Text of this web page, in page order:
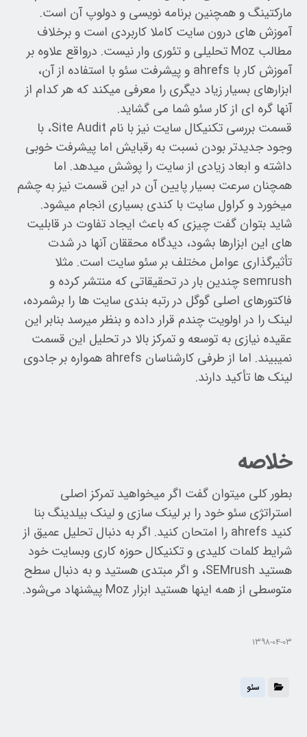
مارکتینگ و همچنین برنامه نویسی و دولوپ آن است.
آموزش های درون سایت کاملا کاربردی است و برخلاف
مطالب Moz تحلیلی و تئوری وار نیست. درواقع علاوه بر
آموزش کار با ahrefs و پیشرفت سئو با استفاده از آن،
ابزارهای بسیار زیاد دیگری را معرفی میکند که هر کدام از
آنها گره ای از کار سئو شما می گشاید.
قسمت بررسی تکنیکال سایت نیز با نام Site Audit، با
وجود جدیدتر بودن نسبت به رقبایش اما پیشرفت خوبی
داشته و ابعاد زیادی از سایت را پوشش میدهد. اما
همچنان سرعت بسیار پایین آن در این قسمت نیز به چشم
میخورد و کراول سایت با کندی بسیاری انجام میشود.
شاید بتوان گفت چیزی که باعث ایجاد تفاوت در قابلیت
های این ابزارها بشود، دیدگاه محققان آنها در شدت
تأثیرگذاری عوامل مختلف بر سئو سایت است. مثلا
semrush چندین بار در تحقیقاتی که منتشر کرده و
فاکتورهای اصلی گوگل در رتبه بندی سایت ها را برشمرده،
لینک را در اولویت چندم قرار داده و بنظر میرسد بنابر این
عقیده نیازی به توسعه و تمرکز بالا در تحلیل این قسمت
نمیبیند. اما از طرفی کارشناسان ahrefs همواره بر جادوی
لینک ها تأکید دارند.
خلاصه
بطور کلی میتوان گفت اگر میخواهید تمرکز اصلی
استراتژی سئو خود را بر لینک سازی و لینک بیلدینگ بنا
کنید ahrefs را امتحان کنید. اگر به دنبال تحلیل عمیق از
شرایط کلمات کلیدی و تکنیکال حوزه کاری وبسایت خود
هستید SEMrush، و اگر مبتدی هستید و به دنبال سطح
متوسطی از همه اینها هستید ابزار Moz پیشنهاد می‌شود.
۱۳۹۸-۰۴-۰۳
سئو